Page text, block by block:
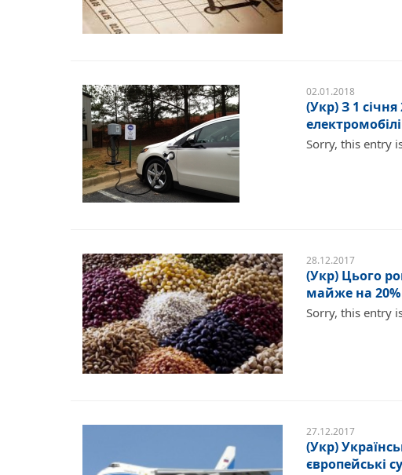
02.01.2018
(Укр) З 1
Sorry, this entry
28.12.2017
(Укр) Цього
майже на 20%
Sorry, this entry
27.12.2017
(Укр)
європейські